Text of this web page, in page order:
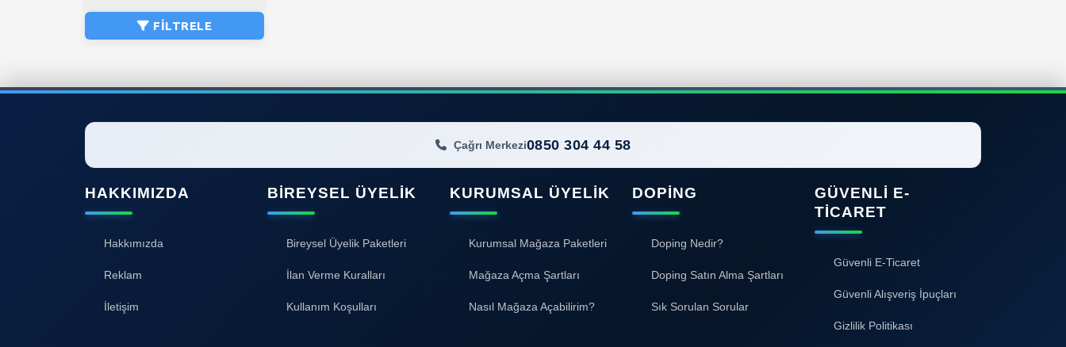
FILTRELE
Çağrı Merkezi0850 304 44 58
HAKKIMIZDA
Hakkımızda
Reklam
İletişim
BIREYSEL ÜYELIK
Bireysel Üyelik Paketleri
İlan Verme Kuralları
Kullanım Koşulları
KURUMSAL ÜYELIK
Kurumsal Mağaza Paketleri
Mağaza Açma Şartları
Nasıl Mağaza Açabilirim?
DOPING
Doping Nedir?
Doping Satın Alma Şartları
Sık Sorulan Sorular
GÜVENLI E-
TICARET
Güvenli E-Ticaret
Güvenli Alışveriş İpuçları
Gizlilik Politikası